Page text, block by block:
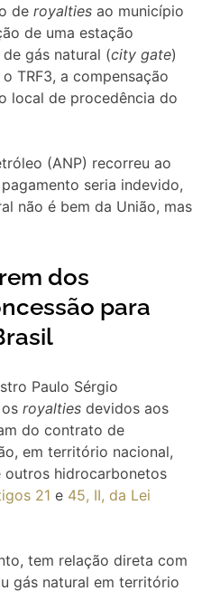
de royalties ao município
de uma estação
gás natural (city gate)
TRF3, a compensação
local de procedência do
(ANP) recorreu ao
seria indevido,
não é bem da União, mas
dos
para
Paulo Sérgio
royalties devidos aos
do contrato de
em território nacional,
outros hidrocarbonetos
21 e 45, II, da Lei
tem relação direta com
gás natural em território